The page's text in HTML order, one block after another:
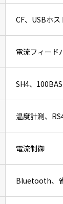
CF、USBホス
電流フィード
SH4、
温度計測、
電流制御
Bluetooth、